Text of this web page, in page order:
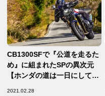
CB1300SFで『公道を走るた
め』に組まれたSPの異次元
【ホンダの道は一日にして成
2021.02.28